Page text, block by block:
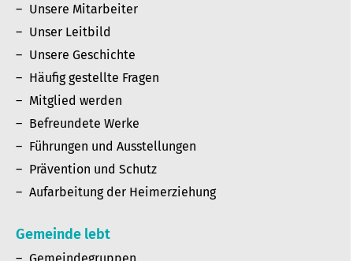
Unsere Mitarbeiter
Unser Leitbild
Unsere Geschichte
Häufig gestellte Fragen
Mitglied werden
Befreundete Werke
Führungen und Ausstellungen
Prävention und Schutz
Aufarbeitung der Heimerziehung
Gemeinde lebt